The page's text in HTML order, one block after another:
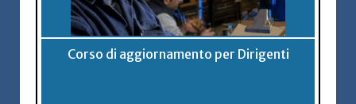
Corso di aggiornamento per Dirigenti